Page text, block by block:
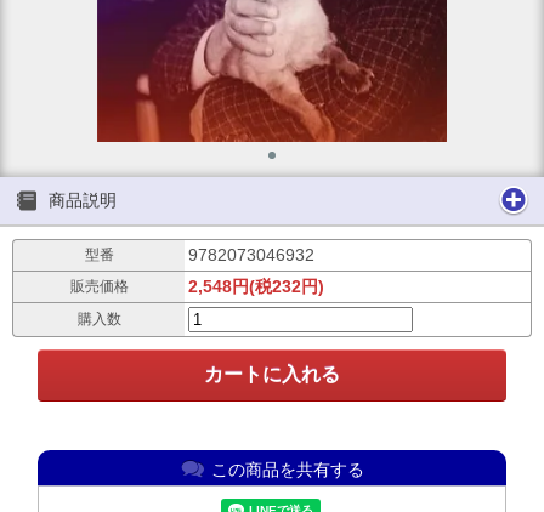
商品説明
型番 9782073046932
販売価格 2,548円(税232円)
購入数
この商品を共有する